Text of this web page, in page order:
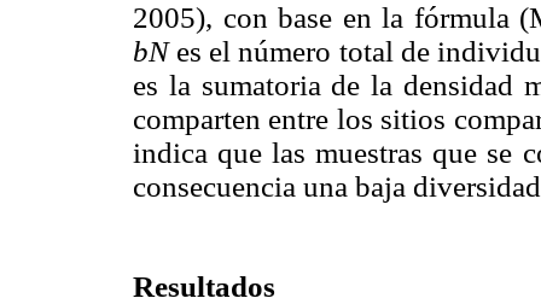
2005), con base en la fórmula
bNes el número total de
es la sumatoria de la densidad
comparten entre los sitios
indica que las muestras que se
consecuencia una baja
Resultados